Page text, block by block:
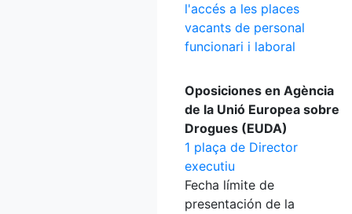
l'accés a les places
vacants de personal
funcionari i laboral
Oposiciones en Agència
de la Unió Europea sobre
Drogues (EUDA)
1 plaça de Director
executiu
Fecha límite de
presentación de la